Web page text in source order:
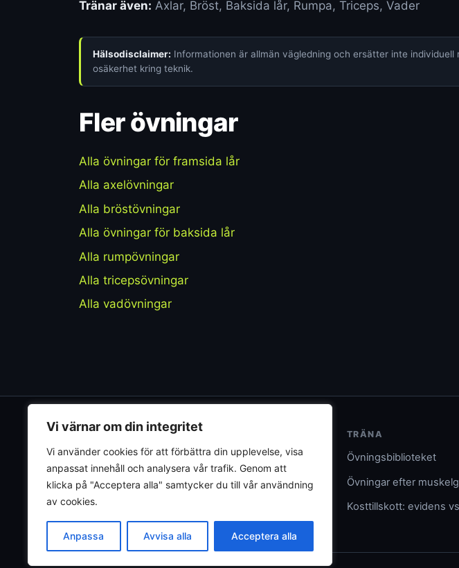
Vi värnar om din integritet
Vi använder cookies för att förbättra din upplevelse, visa
anpassat innehåll och analysera vår trafik. Genom att
klicka på "Acceptera alla" samtycker du till vår användning
av cookies.
Anpassa Avvisa alla Acceptera alla
Tränar även: Axlar, Bröst, Baksida lår, Rumpa, Triceps, Vader
Hälsodisclaimer: Informationen är allmän vägledning och ersätter inte
osäkerhet kring teknik.
Fler övningar
Alla övningar för framsida lår
Alla axelövningar
Alla bröstövningar
Alla övningar för baksida lår
Alla rumpövningar
Alla tricepsövningar
Alla vadövningar
Evidensbaserad träningsguide. Vi granskar
övningar, kosttillskott och kostråd utifrån
aktuell forskning - inte influencers eller
TRÄNA
Övningsbiblioteket
Övningar efter
Kosttillskott: evidens